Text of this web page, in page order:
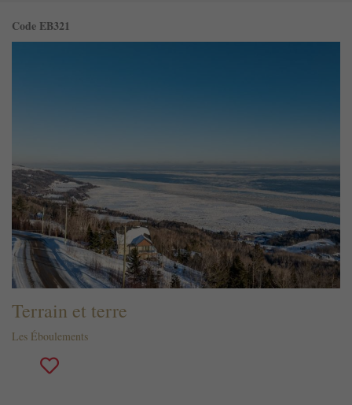
Code EB321
Terrain et terre
Les Éboulements